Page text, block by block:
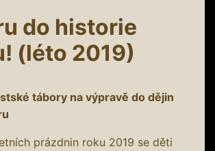
do historie
(léto 2019)
tábory na výpravě do dějin
prázdnin roku 2019 se děti